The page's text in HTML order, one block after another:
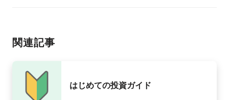
関連記事
はじめての投資ガイド